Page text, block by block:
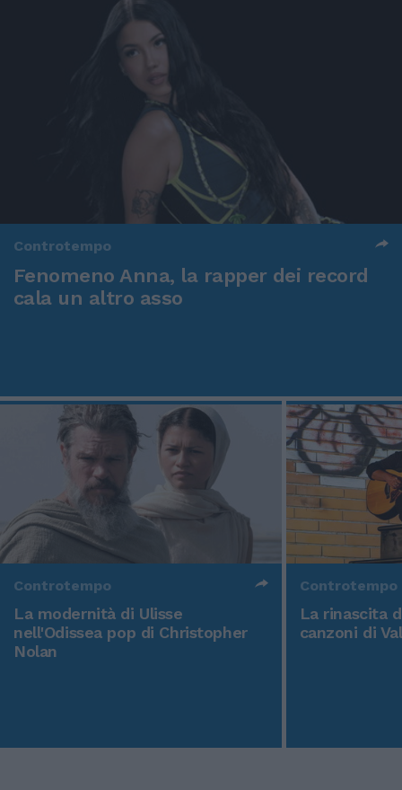
Controtempo
Fenomeno Anna, la rapper dei record
cala un altro asso
Controtempo
La modernità di Ulisse
nell'Odissea pop di Christopher
Nolan
Controtempo
La rinascita
canzoni di